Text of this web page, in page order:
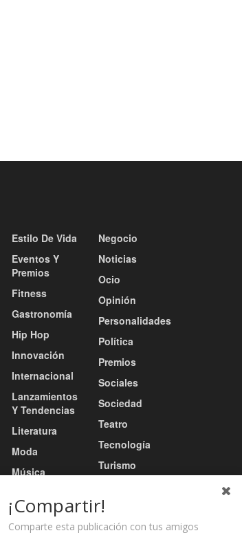
Estilo De Vida
Eventos Y
Premios
Fitness
Gastronomía
Hip Hop
Innovación
Internacional
Lanzamientos
Y Tendencias
Literatura
Moda
Música
Nacional
Negocio
Noticias
Ocio
Opinión
Personalidades
Política
Premios
Sociales
Sociedad
Teatro
Tecnología
Turismo
Redes
Video
¡Compartir!
Comparte esta publicación con tus amigos